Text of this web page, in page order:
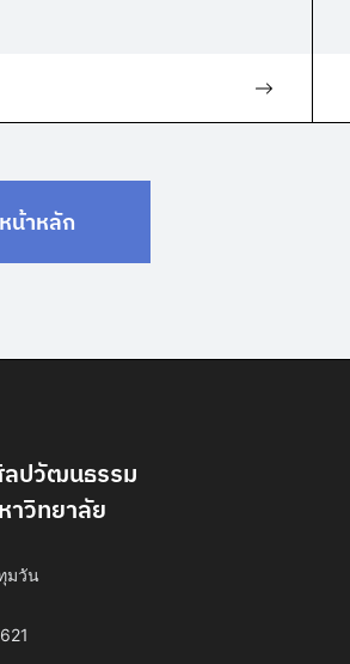
น้าหลัก
ปวัฒนธรรม
วิทยาลัย
มวัน